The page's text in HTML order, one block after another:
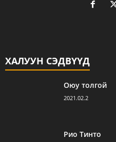
ХАЛУУН СЭДВҮҮД
Оюу толгой
2021.02.2
Рио Тинто